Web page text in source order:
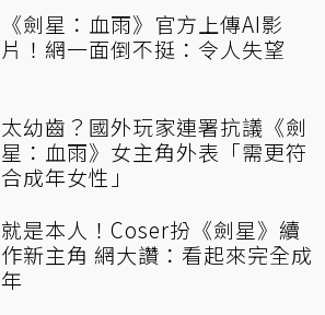
《劍星：血雨》官方上傳AI影
片！網一面倒不挺：令人失望
太幼齒？國外玩家連署抗議《劍
星：血雨》女主角外表「需更符
合成年女性」
就是本人！Coser扮《劍星》續
作新主角 網大讚：看起來完全成
年